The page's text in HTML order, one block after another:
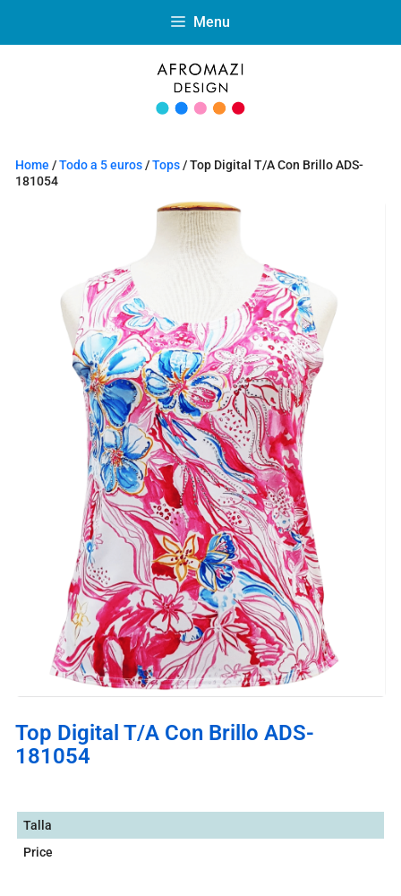
Menu
Home /Todo a 5 euros/Tops/ Top Digital T/A Con Brillo ADS-
181054
Top Digital T/A Con Brillo ADS-
181054
Talla
Price